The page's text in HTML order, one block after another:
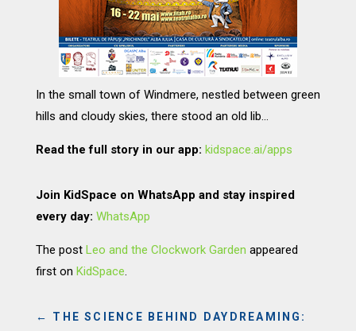
In the small town of Windmere, nestled between green
hills and cloudy skies, there stood an old lib…
Read the full story in our app: kidspace.ai/apps
Join KidSpace on WhatsApp and stay inspired
every day: WhatsApp
The post Leo and the Clockwork Garden appeared
first on KidSpace.
← THE SCIENCE BEHIND DAYDREAMING: